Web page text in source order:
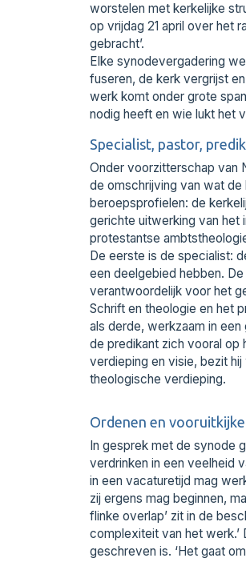
worstelen met kerkelijke
op vrijdag 21 april over het
gebracht’.
Elke synodevergadering
fuseren, de kerk vergrijst
werk komt onder grote
nodig heeft en wie lukt het
Specialist, pastor,
Onder voorzitterschap van
de omschrijving van wat
beroepsprofielen: de
gerichte uitwerking van het
protestantse
De eerste is de specialist:
een deelgebied hebben.
verantwoordelijk voor het
Schrift en theologie en het
als derde, werkzaam in
de predikant zich vooral op
verdieping en visie, bezit
theologische verdieping.
Ordenen en
In gesprek met de synode
verdrinken in een veelheid
in een vacaturetijd mag
zij ergens mag beginnen,
flinke overlap’ zit in de
complexiteit van het
geschreven is. ‘Het gaat